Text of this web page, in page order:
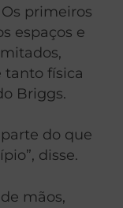
primeiros
espaços e
tanto física
Briggs.
do que
disse.
mãos,